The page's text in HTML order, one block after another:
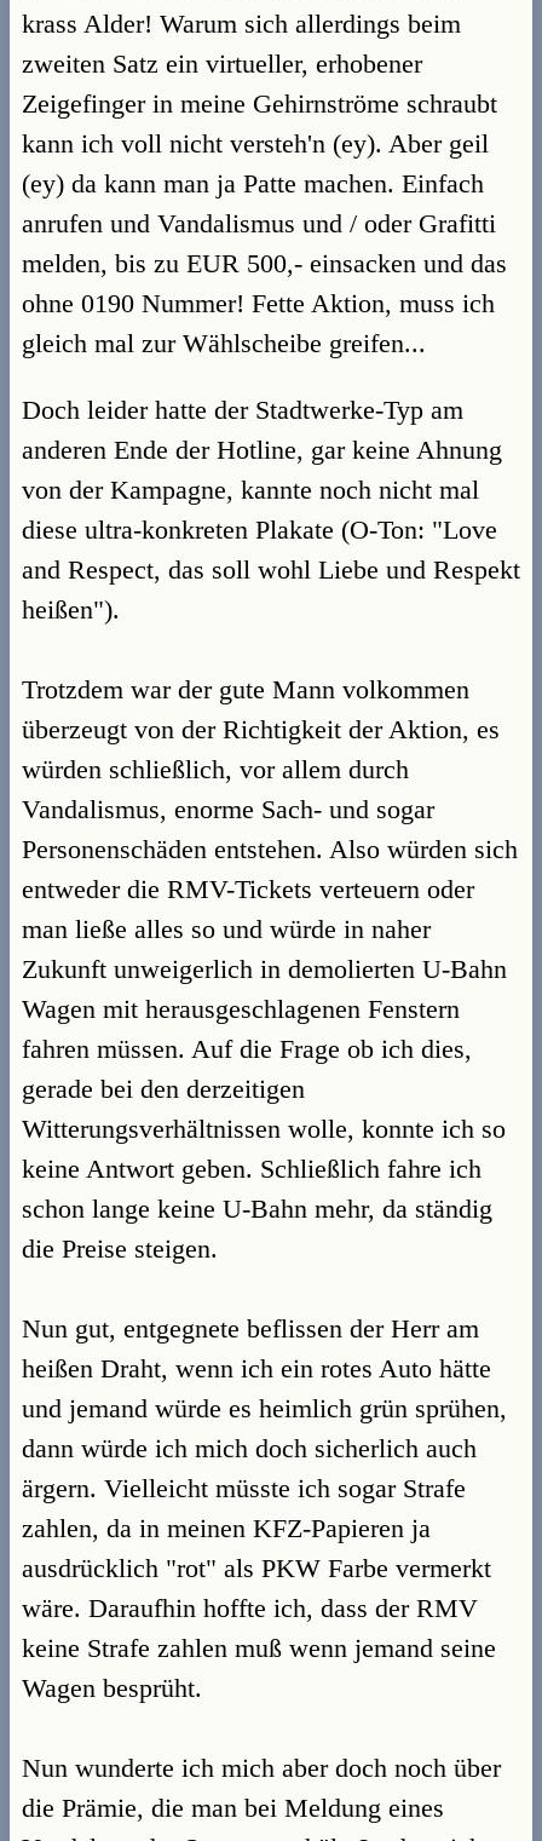
krass Alder! Warum sich allerdings beim
zweiten Satz ein virtueller, erhobener
Zeigefinger in meine Gehirnströme schraubt
kann ich voll nicht versteh'n (ey). Aber geil
(ey) da kann man ja Patte machen. Einfach
anrufen und Vandalismus und / oder Grafitti
melden, bis zu EUR 500,- einsacken und das
ohne 0190 Nummer! Fette Aktion, muss ich
gleich mal zur Wählscheibe greifen...
Doch leider hatte der Stadtwerke-Typ am
anderen Ende der Hotline, gar keine Ahnung
von der Kampagne, kannte noch nicht mal
diese ultra-konkreten Plakate (O-Ton: "Love
and Respect, das soll wohl Liebe und Respekt
heißen").
Trotzdem war der gute Mann volkommen
überzeugt von der Richtigkeit der Aktion, es
würden schließlich, vor allem durch
Vandalismus, enorme Sach- und sogar
Personenschäden entstehen. Also würden sich
entweder die RMV-Tickets verteuern oder
man ließe alles so und würde in naher
Zukunft unweigerlich in demolierten U-Bahn
Wagen mit herausgeschlagenen Fenstern
fahren müssen. Auf die Frage ob ich dies,
gerade bei den derzeitigen
Witterungsverhältnissen wolle, konnte ich so
keine Antwort geben. Schließlich fahre ich
schon lange keine U-Bahn mehr, da ständig
die Preise steigen.
Nun gut, entgegnete beflissen der Herr am
heißen Draht, wenn ich ein rotes Auto hätte
und jemand würde es heimlich grün sprühen,
dann würde ich mich doch sicherlich auch
ärgern. Vielleicht müsste ich sogar Strafe
zahlen, da in meinen KFZ-Papieren ja
ausdrücklich "rot" als PKW Farbe vermerkt
wäre. Daraufhin hoffte ich, dass der RMV
keine Strafe zahlen muß wenn jemand seine
Wagen besprüht.
Nun wunderte ich mich aber doch noch über
die Prämie, die man bei Meldung eines